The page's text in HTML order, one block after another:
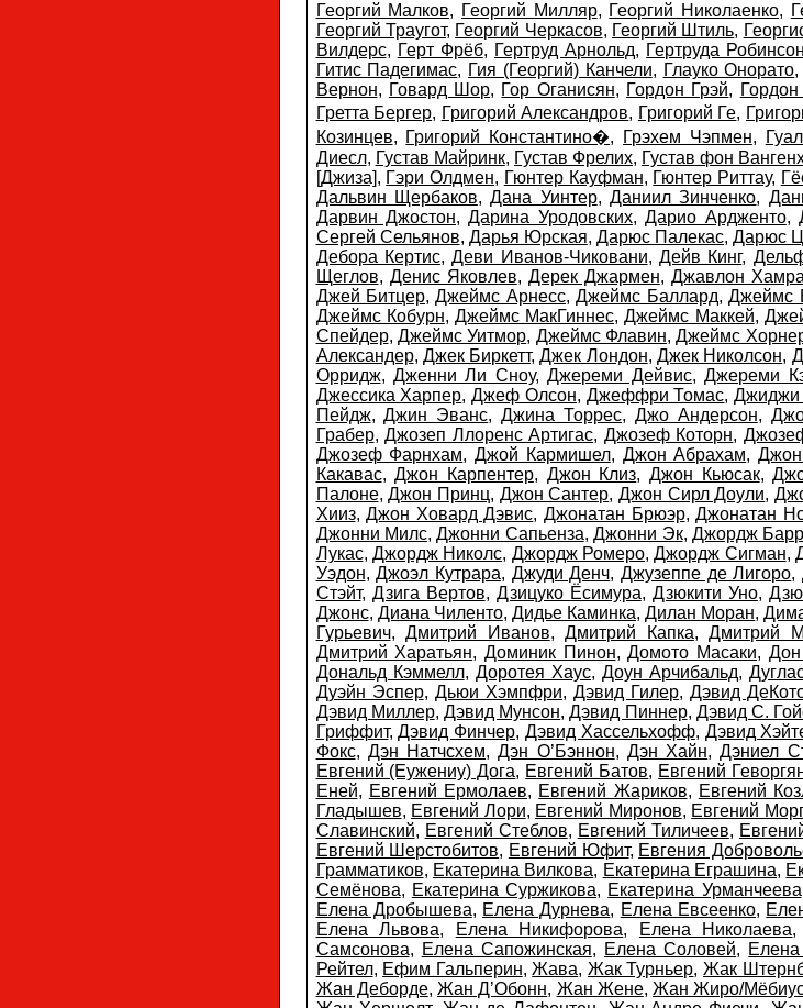
Георгий Малков, Георгий Милляр, Георгий Николаенко,
Георгий Траугот, Георгий Черкасов, Георгий Штиль,
Вилдерс, Герт Фрёб, Гертруд Арнольд, Гертруда Робинсон
Гитис Падегимас, Гия (Георгий) Канчели, Глауко Онорато,
Вернон, Говард Шор, Гор Оганисян, Гордон Грэй,
Гретта Бергер, Григорий Александров, Григорий Ге,
Козинцев, Григорий Константино�, Грэхем Чэпмен,
Диесл, Густав Майринк, Густав Фрелих, Густав фон
[Джиза], Гэри Олдмен, Гюнтер Кауфман, Гюнтер Риттау,
Дальвин Щербаков,Дана Уинтер,Даниил Зинченко,
Дарвин Джостон,Дарина Уродовских,Дарио Ардженто,
Сергей Сельянов, Дарья Юрская, Дарюс Палекас, Дарюс
Дебора Кертис,Деви Иванов-Чиковани, Дейв Кинг,
Щеглов, Денис Яковлев, Дерек Джармен, Джавлон
Джей Битцер,Джеймс Арнесс,Джеймс Баллард,Джеймс
Джеймс Кобурн, Джеймс МакГиннес,Джеймс Маккей,
Спейдер, Джеймс Уитмор, Джеймс Флавин,Джеймс
Александер, Джек Биркетт,Джек Лондон, Джек Николсон,
Орридж, Дженни Ли Сноу,Джереми Дейвис,Джереми
Джессика Харпер,Джеф Олсон, Джеффри Томас,Джиджи
Пейдж,Джин Эванс,Джина Торрес, Джо Андерсон,
Грабер,Джозеп Ллоренс Артигас, Джозеф Которн,
Джозеф Фарнхам, Джой Кармишел, Джон Абрахам, Джон
Какавас,Джон Карпентер, Джон Клиз, Джон Кьюсак,
Палоне,Джон Принц, Джон Сантер, Джон Сирл Доули,
Хииз,Джон Ховард Дэвис, Джонатан Брюэр,Джонатан
Джонни Милс,Джонни Сапьенза,Джонни Эк, Джордж
Лукас, Джордж Николс, Джордж Ромеро,Джордж Сигман,
Уэдон,Джоэл Кутрара, Джуди Денч, Джузеппе де Лигоро,
Стэйт, Дзига Вертов, Дзицуко Ёсимура, Дзюкити Уно,
Джонс, Диана Чиленто, Дидье Каминка,Дилан Моран,
Гурьевич,Дмитрий Иванов,Дмитрий Капка,Дмитрий
Дмитрий Харатьян, Доминик Пинон,Домото Масаки,
Дональд Кэммелл, Доротея Хаус,Доун Арчибальд,
Дуэйн Эспер, Дьюи Хэмпфри,Дэвид Гилер,Дэвид
Дэвид Миллер, Дэвид Мунсон,Дэвид Пиннер, Дэвид С.
Гриффит,Дэвид Финчер, Дэвид Хассельхофф, Дэвид
Фокс, Дэн Натчсхем,Дэн О’Бэннон, Дэн Хайн,Дэниел
Евгений (Еужениу) Дога, Евгений Батов, Евгений
Еней, Евгений Ермолаев, Евгений Жариков, Евгений
Гладышев, Евгений Лори, Евгений Миронов, Евгений
Славинский, Евгений Стеблов, Евгений Тиличеев,
Евгений Шерстобитов, Евгений Юфит, Евгения
Грамматиков, Екатерина Вилкова, Екатерина Еграшина,
Семёнова, Екатерина Суржикова, Екатерина Урманчеева
Елена Дробышева, Елена Дурнева, Елена Евсеенко,
Елена Львова, Елена Никифорова, Елена Николаева,
Самсонова, Елена Сапожинская, Елена Соловей,
Рейтел, Ефим Гальперин,Жава, Жак Турньер,Жак
Жан Деборде,Жан Д’Обонн, Жан Жене,Жан Жиро/